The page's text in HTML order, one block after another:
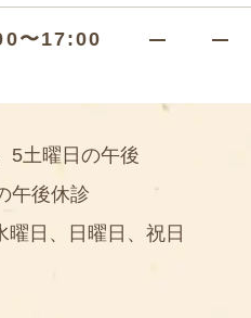
〜17:00
土曜日の午後
午後休診
曜日、日曜日、祝日